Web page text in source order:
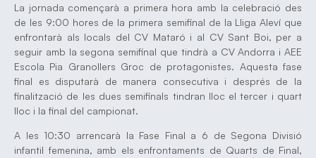
La jornada començarà a primera hora amb la celebració des
de les 9:00 hores de la primera semifinal de la Lliga Aleví que
enfrontarà als locals del CV Mataró i al CV Sant Boi, per a
seguir amb la segona semifinal que tindrà a CV Andorra i AEE
Escola Pia Granollers Groc de protagonistes. Aquesta fase
final es disputarà de manera consecutiva i després de la
finalització de les dues semifinals tindran lloc el tercer i quart
lloc i la final del campionat.
A les 10:30 arrencarà la Fase Final a 6 de Segona Divisió
infantil femenina, amb els enfrontaments de Quarts de Final,